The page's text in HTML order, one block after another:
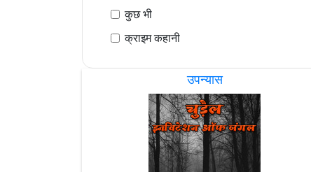
कुछ भी
क्राइम कहानी
उपन्यास